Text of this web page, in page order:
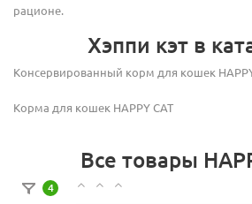
рационе.
Хэппи кэт в
Консервированный корм для кошек
Корма для кошек HAPPY CAT
Все товары
4